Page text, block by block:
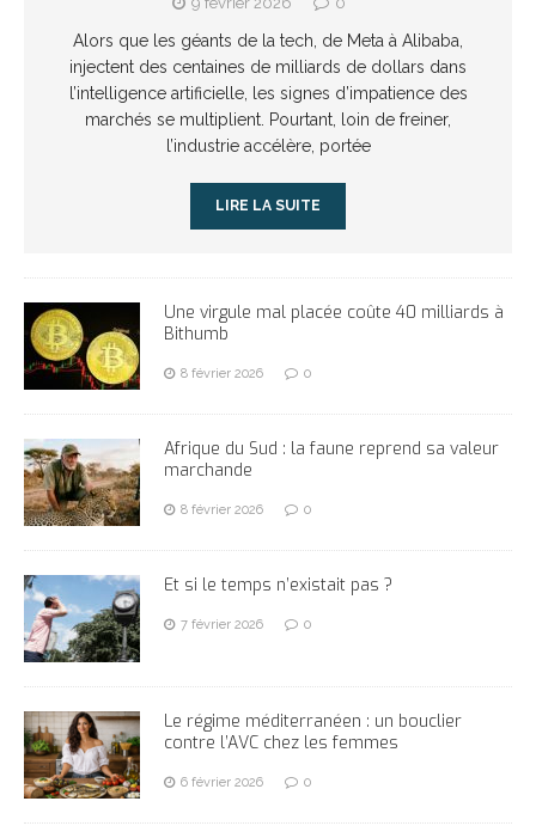
Alors que les géants de la tech, de Meta à Alibaba,
injectent des centaines de milliards de dollars dans
l’intelligence artificielle, les signes d’impatience des
marchés se multiplient. Pourtant, loin de freiner,
l’industrie accélère, portée
LIRE LA SUITE
Une virgule mal placée coûte 40 milliards à
Bithumb
8 février 2026 0
Afrique du Sud : la faune reprend sa valeur
marchande
8 février 2026 0
Et si le temps n’existait pas ?
7 février 2026 0
Le régime méditerranéen : un bouclier
contre l’AVC chez les femmes
6 février 2026 0